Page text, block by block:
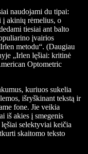
naudojami du tipai:
akinių rėmelius, o
tiesiai ant balto
įvairios
metodu“. (Daugiau
„Irlen lęšiai: kritinė
Optometric
kuriuos sukelia
išryškinant tekstą ir
fone. Jie veikia
iš akies į smegenis
selektyviai keičia
skaitomo teksto